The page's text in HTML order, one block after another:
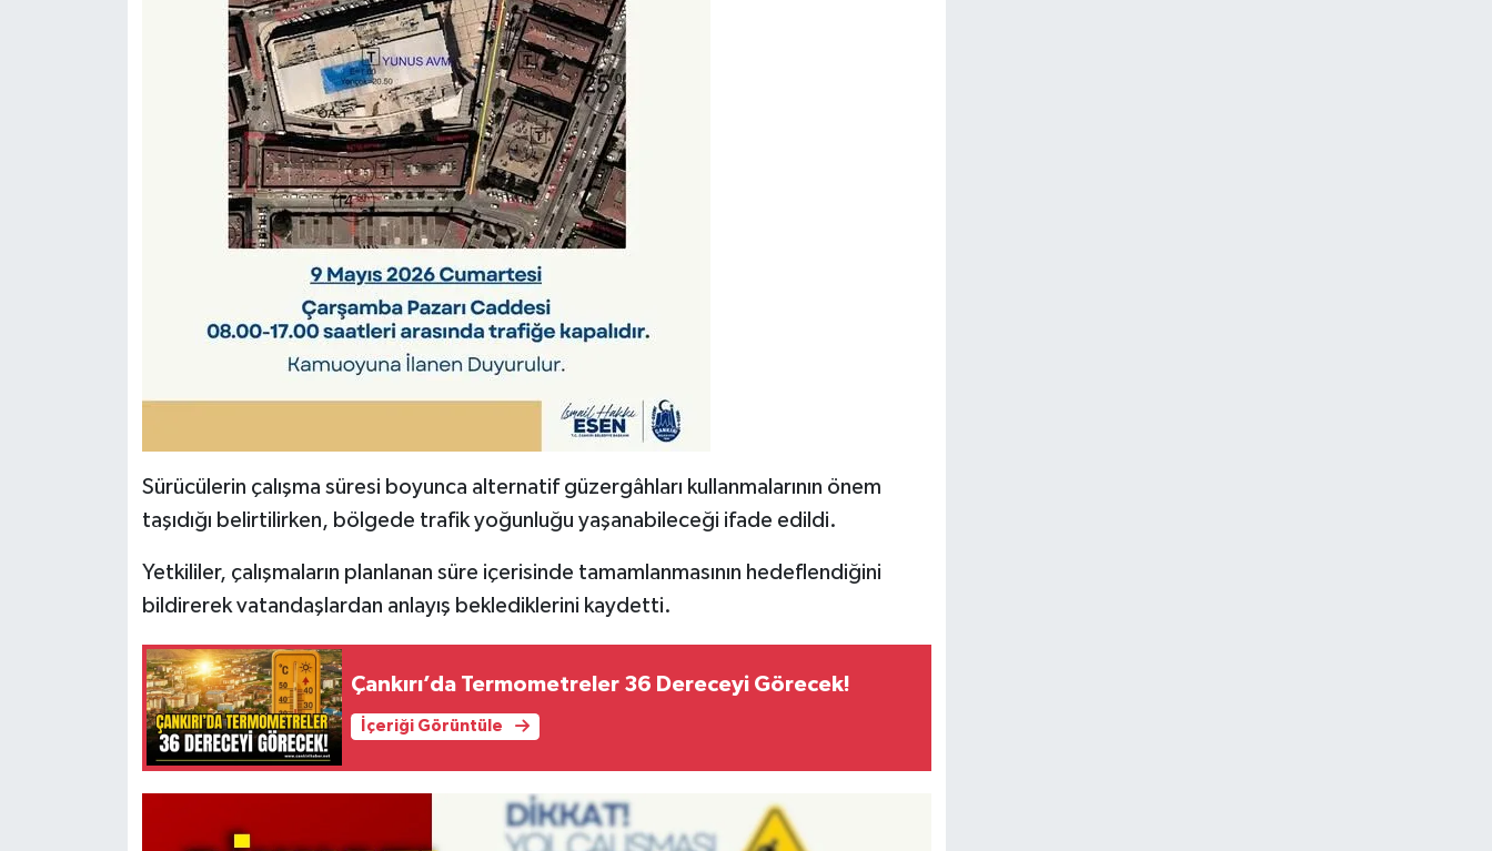
Sürücülerin çalışma süresi boyunca alternatif güzergâhları kullanmalarının önem
taşıdığı belirtilirken, bölgede trafik yoğunluğu yaşanabileceği ifade edildi.
Yetkililer, çalışmaların planlanan süre içerisinde tamamlanmasının hedeflendiğini
bildirerek vatandaşlardan anlayış beklediklerini kaydetti.
Çankırı’da Termometreler 36 Dereceyi Görecek!
İçeriği Görüntüle